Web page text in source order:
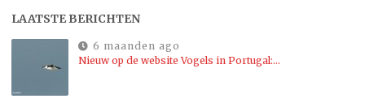
LAATSTE BERICHTEN
6 maanden ago
Nieuw op de website Vogels in Portugal:…